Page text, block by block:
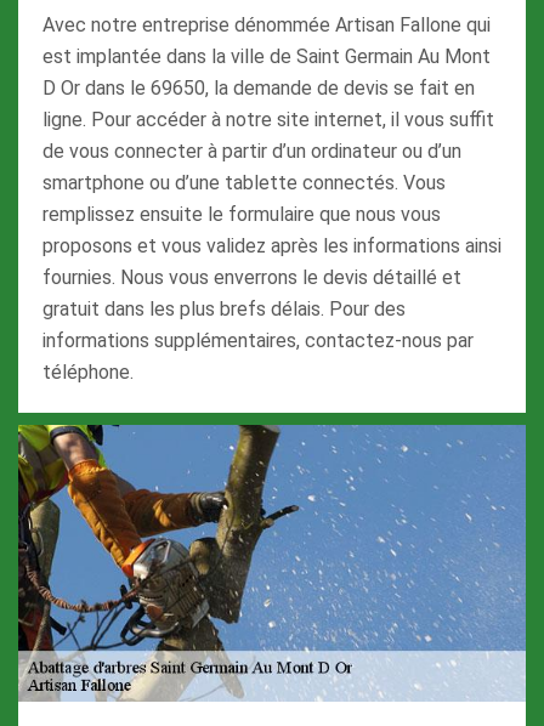
Avec notre entreprise dénommée Artisan Fallone qui
est implantée dans la ville de Saint Germain Au Mont
D Or dans le 69650, la demande de devis se fait en
ligne. Pour accéder à notre site internet, il vous suffit
de vous connecter à partir d’un ordinateur ou d’un
smartphone ou d’une tablette connectés. Vous
remplissez ensuite le formulaire que nous vous
proposons et vous validez après les informations ainsi
fournies. Nous vous enverrons le devis détaillé et
gratuit dans les plus brefs délais. Pour des
informations supplémentaires, contactez-nous par
téléphone.